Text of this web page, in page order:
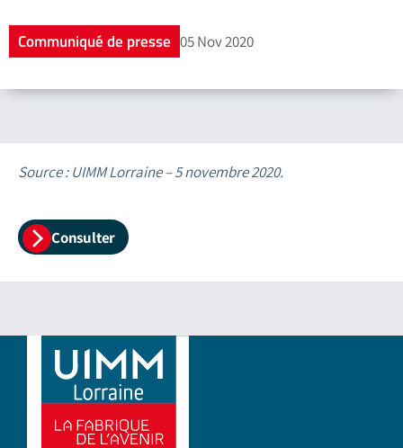
Communiqué de presse 05 Nov 2020
Source : UIMM Lorraine – 5 novembre 2020.
Consulter